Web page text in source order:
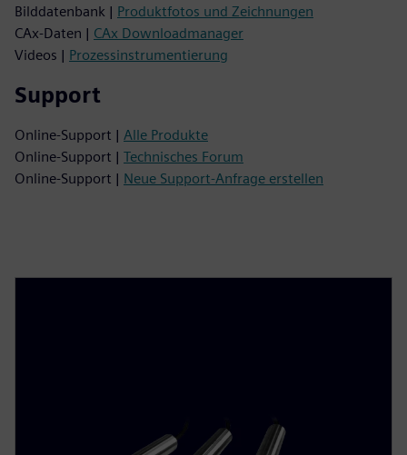
Bilddatenbank | Produktfotos und Zeichnungen
CAx-Daten | CAx Downloadmanager
Videos | Prozessinstrumentierung
Support
Online-Support | Alle Produkte
Online-Support | Technisches Forum
Online-Support | Neue Support-Anfrage erstellen